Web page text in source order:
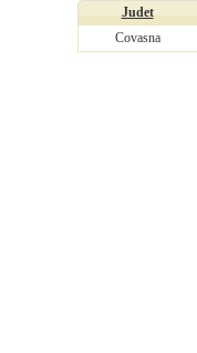
Judet
Covasna